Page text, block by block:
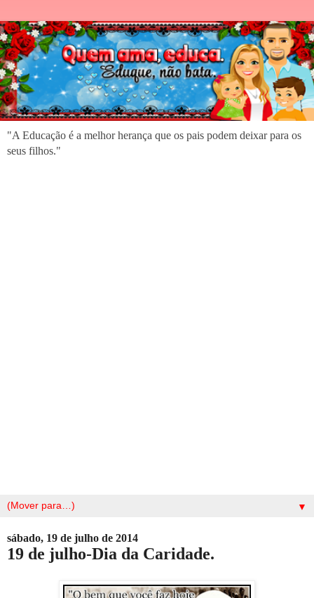
"A Educação é a melhor herança que os pais podem deixar para os
seus filhos."
▼
sábado, 19 de julho de 2014
19 de julho-Dia da Caridade.